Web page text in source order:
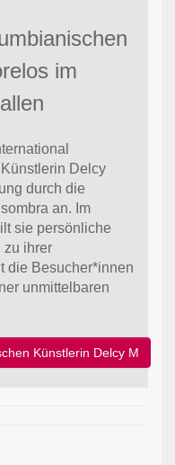
im
Delcy
durch die
an. Im
sie persönliche
zu ihrer
die Besucher*innen
unmittelbaren
Künstlerin Delcy M